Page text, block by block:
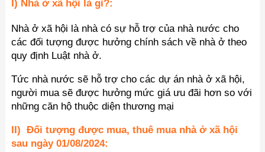
I) Nhà ở xã hội là gì?:
Nhà ở xã hội là nhà có sự hỗ trợ của nhà nước cho
các đối tượng được hưởng chính sách về nhà ở theo
quy định Luật nhà ở.
Tức nhà nước sẽ hỗ trợ cho các dự án nhà ở xã hội,
người mua sẽ được hưởng mức giá ưu đãi hơn so với
những căn hộ thuộc diện thương mại
II) Đối tượng được mua, thuê mua nhà ở xã hội
sau ngày 01/08/2024: